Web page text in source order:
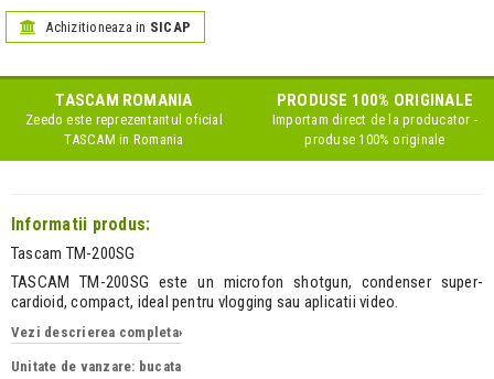
Achizitioneaza in SICAP
TASCAM ROMANIA
Zeedo este reprezentantul oficial
TASCAM in Romania
PRODUSE 100% ORIGINALE
Importam direct de la producator -
produse 100% originale
Informatii produs:
Tascam TM-200SG
TASCAM TM-200SG este un microfon shotgun, condenser super-
cardioid, compact, ideal pentru vlogging sau aplicatii video.
Vezi descrierea completa›
Unitate de vanzare: bucata